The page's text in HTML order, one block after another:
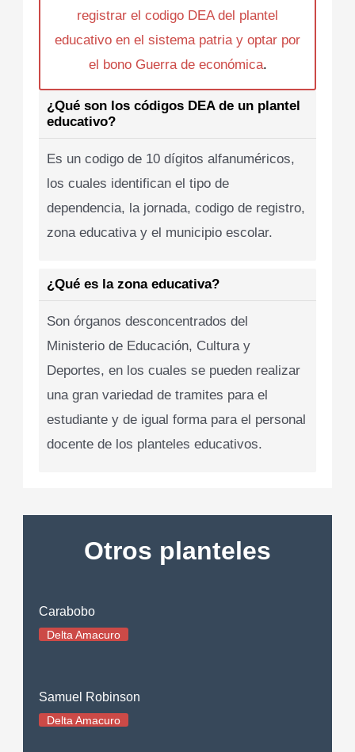
registrar el codigo DEA del plantel
educativo en el sistema patria y optar por
el bono Guerra de económica.
¿Qué son los códigos DEA de un plantel
educativo?
Es un codigo de 10 dígitos alfanuméricos,
los cuales identifican el tipo de
dependencia, la jornada, codigo de registro,
zona educativa y el municipio escolar.
¿Qué es la zona educativa?
Son órganos desconcentrados del
Ministerio de Educación, Cultura y
Deportes, en los cuales se pueden realizar
una gran variedad de tramites para el
estudiante y de igual forma para el personal
docente de los planteles educativos.
Otros planteles
Carabobo
Delta Amacuro
Samuel Robinson
Delta Amacuro